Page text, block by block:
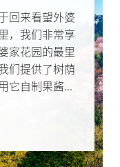
回来看望外婆
，我们非常享
家花园的最里
们提供了树荫
它自制果酱...